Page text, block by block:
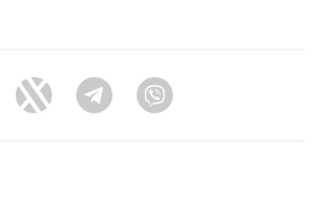
FacebookTwitter Telegram